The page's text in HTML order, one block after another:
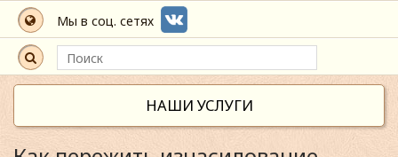
Мы в соц. сетях
НАШИ УСЛУГИ